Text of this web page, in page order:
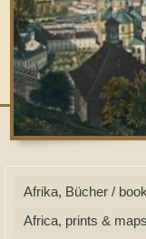
Afrika, Bücher /
Africa, prints & maps